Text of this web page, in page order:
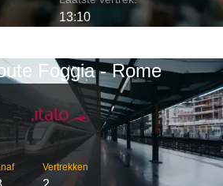
13:10
Foggia - Rome
Vertrekken